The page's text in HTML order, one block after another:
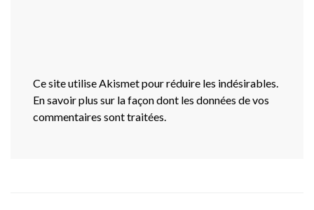
Ce site utilise Akismet pour réduire les indésirables.
En savoir plus sur la façon dont les données de vos
commentaires sont traitées